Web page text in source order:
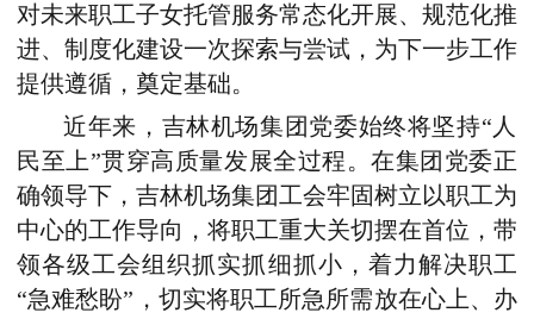
对未来职工子女托管服务常态化开展、规范化推
进、制度化建设一次探索与尝试，为下一步工作
提供遵循，奠定基础。
近年来，吉林机场集团党委始终将坚持“人
民至上”贯穿高质量发展全过程。在集团党委正
确领导下， 吉林机场集团工会牢固树立以职工为
中心的工作导向，将职工重大关切摆在首位，带
领各级工会组织抓实抓细抓小，着力解决职工
“急难愁盼”，切实将职工所急所需放在心上、办